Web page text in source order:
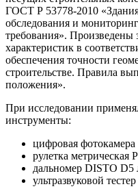
ГОСТ Р 53778-2010
обследования и
требования». Произведены
характеристик в
обеспечения точности
строительстве. Правила
положения».
При исследовании
инструменты:
цифровая
рулетка
дальномер DISTO D5
ультразвуковой